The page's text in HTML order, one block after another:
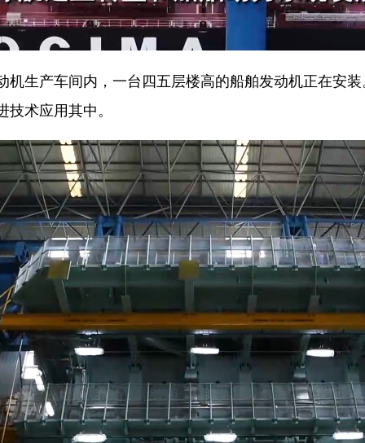
产车间内，一台四五层楼高的船舶发动机正在安装
术应用其中。